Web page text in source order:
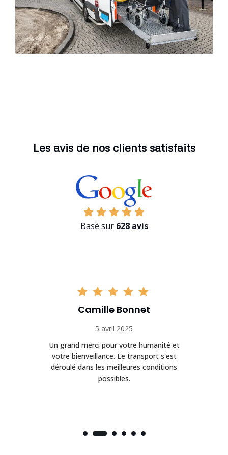
Les avis de nos clients satisfaits
Basé sur 628 avis
Camille Bonnet
5 avril 2025
Un grand merci pour votre humanité et
votre bienveillance. Le transport s'est
déroulé dans les meilleures conditions
possibles.